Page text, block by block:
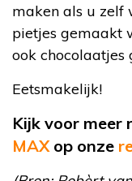
maken als u zelf
pietjes gemaakt
ook chocolaatjes
Eetsmakelijk!
Kijk voor meer
MAX op onze